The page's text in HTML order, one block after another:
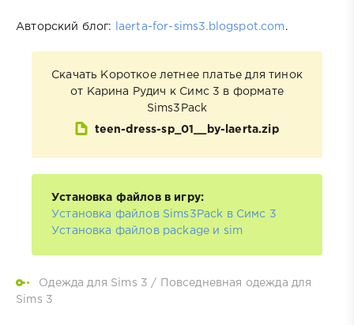
Авторский блог: laerta-for-sims3.blogspot.com.
Скачать Короткое летнее платье для тинок
от Карина Рудич к Симс 3 в формате
Sims3Pack
teen-dress-sp_01__by-laerta.zip
Установка файлов в игру:
Установка файлов Sims3Pack в Симс 3
Установка файлов package и sim
Одежда для Sims 3 /
Повседневная одежда для
Sims 3